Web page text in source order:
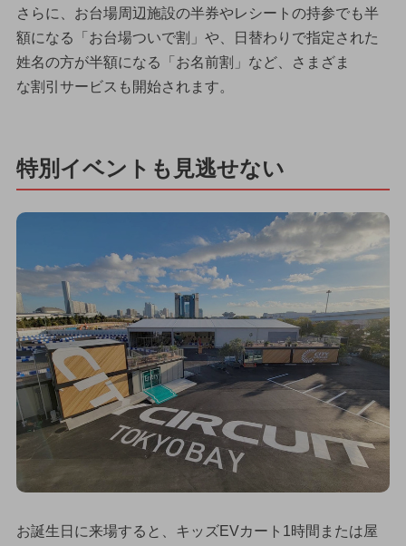
さらに、お台場周辺施設の半券やレシートの持参でも半
額になる「お台場ついで割」や、日替わりで指定された
姓名の方が半額になる「お名前割」など、さまざま
な割引サービスも開始されます。
特別イベントも見逃せない
お誕生日に来場すると、キッズEVカート1時間または屋